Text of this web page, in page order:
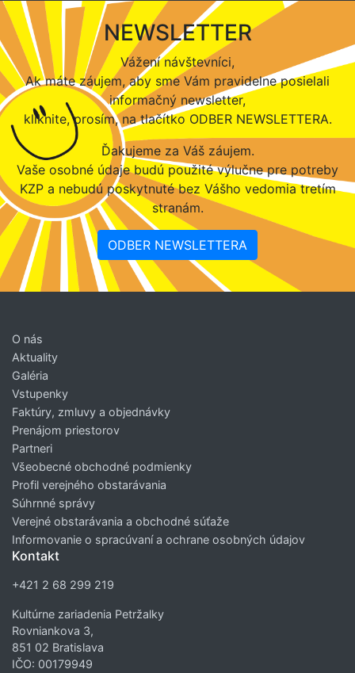
NEWSLETTER
Vážení návštevníci,
Ak máte záujem, aby sme Vám pravidelne posielali
informačný newsletter,
kliknite, prosím, na tlačítko ODBER NEWSLETTERA.
Ďakujeme za Váš záujem.
Vaše osobné údaje budú použité výlučne pre potreby
KZP a nebudú poskytnuté bez Vášho vedomia tretím
stranám.
ODBER NEWSLETTERA
O nás
Aktuality
Galéria
Vstupenky
Faktúry, zmluvy a objednávky
Prenájom priestorov
Partneri
Všeobecné obchodné podmienky
Profil verejného obstarávania
Súhrnné správy
Verejné obstarávania a obchodné súťaže
Informovanie o spracúvaní a ochrane osobných údajov
Kontakt
+421 2 68 299 219
Kultúrne zariadenia Petržalky
Rovniankova 3,
851 02 Bratislava
IČO: 00179949